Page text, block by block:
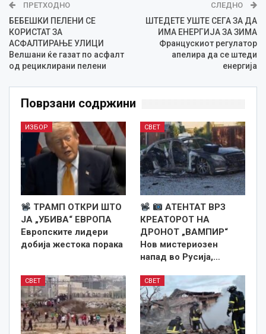
ПРЕТХОДНО
БЕБЕШКИ ПЕЛЕНИ СЕ
КОРИСТАТ ЗА
АСФАЛТИРАЊЕ УЛИЦИ
Велшани ќе газат по асфалт
од рециклирани пелени
СЛЕДНО
ШТЕДЕТЕ УШТЕ СЕГА ЗА ДА
ИМА ЕНЕРГИЈА ЗА ЗИМА
Францускиот регулатор
апелира да се штеди
енергија
Поврзани содржини
ИЗБОР
ТРАМП ОТКРИ ШТО
ЈА „УБИВА“ ЕВРОПА
Европските лидери
добија жестока порака
СВЕТ
АТЕНТАТ ВРЗ
КРЕАТОРОТ НА
ДРОНОТ „ВАМПИР“
Нов мистериозен
напад во Русија,…
СВЕТ СВЕТ